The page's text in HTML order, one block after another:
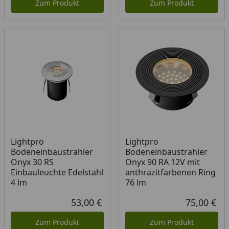
Zum Produkt Zum Produkt
Lightpro
Bodeneinbaustrahler
Onyx 30 RS
Einbauleuchte Edelstahl
4 lm
Aktueller Preis
53,00 €
Zum Produkt
Lightpro
Bodeneinbaustrahler
Onyx 90 RA 12V mit
anthrazitfarbenen Ring
76 lm
75,00 €
Zum Produkt